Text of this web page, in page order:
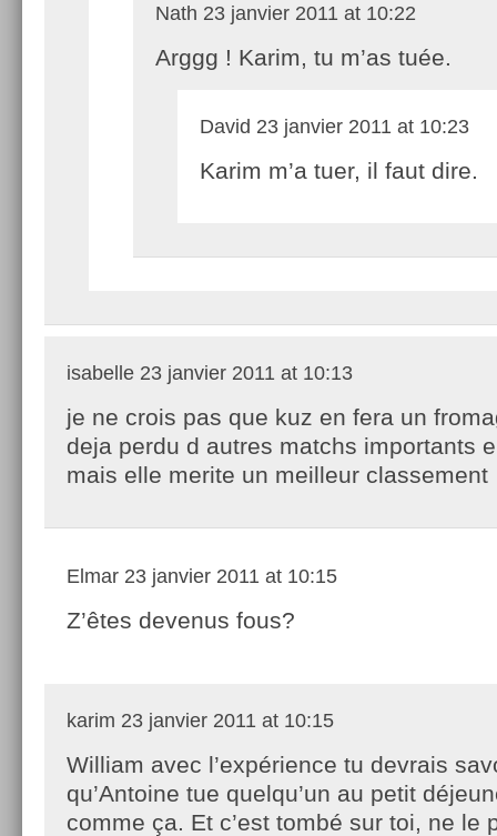
Nath 23 janvier 2011 at 10:22
Arggg ! Karim, tu m’as tuée.
David 23 janvier 2011 at 10:23
Karim m’a tuer, il faut dire.
isabelle 23 janvier 2011 at 10:13
je ne crois pas que kuz en fera un
deja perdu d autres matchs importants
mais elle merite un meilleur classement
Elmar 23 janvier 2011 at 10:15
Z’êtes devenus fous?
karim 23 janvier 2011 at 10:15
William avec l’expérience tu devrais
qu’Antoine tue quelqu’un au petit
comme ça. Et c’est tombé sur toi, ne le